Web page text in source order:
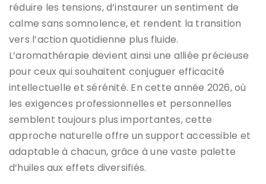
réduire les tensions, d’instaurer un sentiment de
calme sans somnolence, et rendent la transition
vers l’action quotidienne plus fluide.
L’aromathérapie devient ainsi une alliée précieuse
pour ceux qui souhaitent conjuguer efficacité
intellectuelle et sérénité. En cette année 2026, où
les exigences professionnelles et personnelles
semblent toujours plus importantes, cette
approche naturelle offre un support accessible et
adaptable à chacun, grâce à une vaste palette
d’huiles aux effets diversifiés.